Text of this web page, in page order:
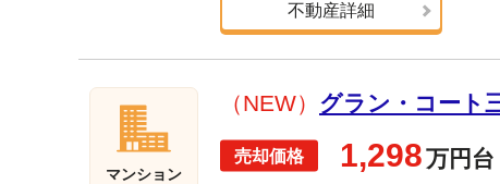
不動産詳細
マンション
（NEW） グラン・コート
1,298万円台